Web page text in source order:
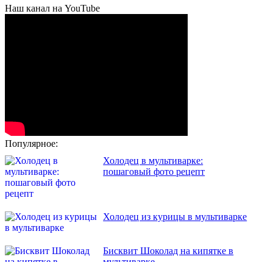
Наш канал на YouTube
Популярное:
Холодец в мультиварке:
пошаговый фото рецепт
Холодец из курицы в мультиварке
Бисквит Шоколад на кипятке в